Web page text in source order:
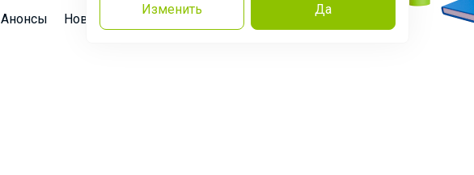
Изменить Да
Анонсы Новости Команда Эксперты